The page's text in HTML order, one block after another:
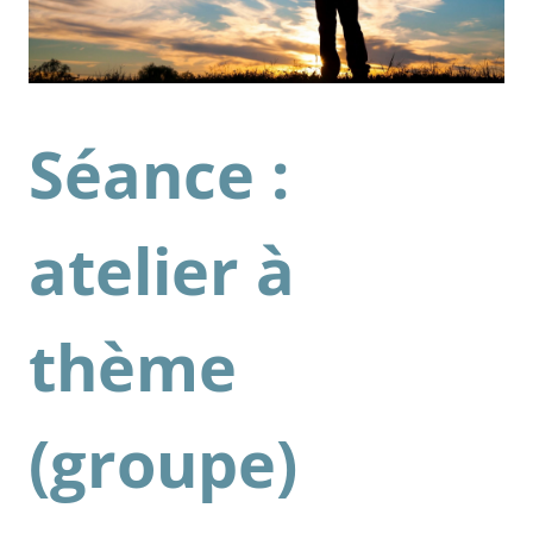
Séance :
atelier à
thème
(groupe)